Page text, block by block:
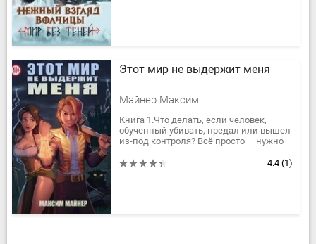
Этот мир не выдержит меня
Майнер Максим
Книга 1.Что делать, если человек,
обученный убивать, предал или вышел
из-под контроля? Всё просто — нужно
долгие годы устранял самых...
4.4 (1)